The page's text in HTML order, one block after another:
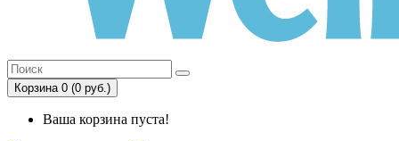
Корзина 0 (0 руб.)
Ваша корзина пуста!